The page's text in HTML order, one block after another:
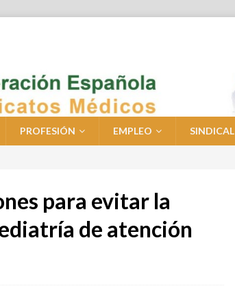
PROFESIÓN EMPLEO SINDICAL
para evitar la
de atención